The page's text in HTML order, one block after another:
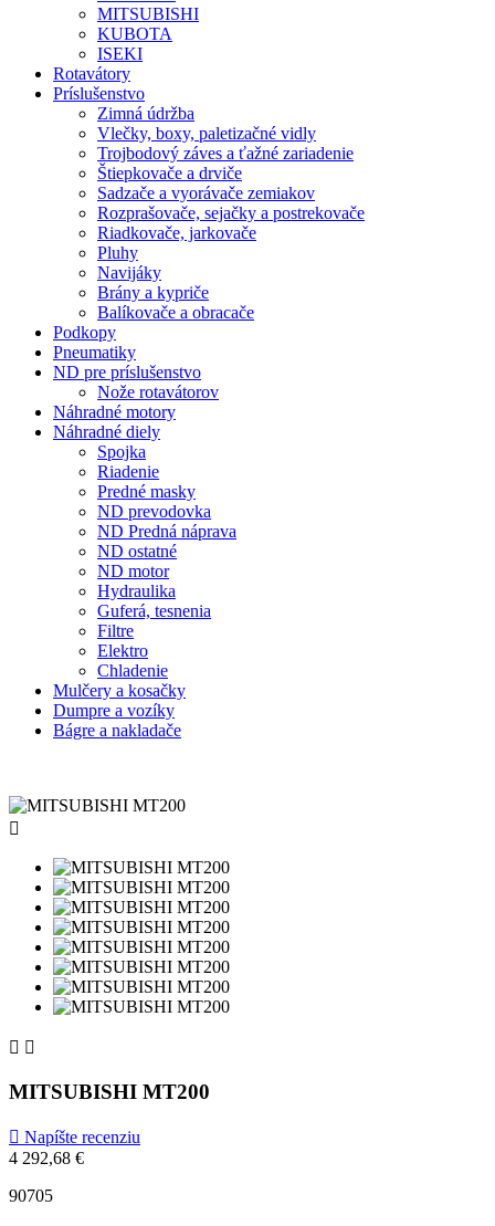
MITSUBISHI
KUBOTA
ISEKI
Rotavátory
Príslušenstvo
Zimná údržba
Vlečky, boxy, paletizačné vidly
Trojbodový záves a ťažné zariadenie
Štiepkovače a drviče
Sadzače a vyorávače zemiakov
Rozprašovače, sejačky a postrekovače
Riadkovače, jarkovače
Pluhy
Navijáky
Brány a kypriče
Balíkovače a obracače
Podkopy
Pneumatiky
ND pre príslušenstvo
Nože rotavátorov
Náhradné motory
Náhradné diely
Spojka
Riadenie
Predné masky
ND prevodovka
ND Predná náprava
ND ostatné
ND motor
Hydraulika
Guferá, tesnenia
Filtre
Elektro
Chladenie
Mulčery a kosačky
Dumpre a vozíky
Bágre a nakladače

 
MITSUBISHI MT200
 Napíšte recenziu
4 292,68 €
90705